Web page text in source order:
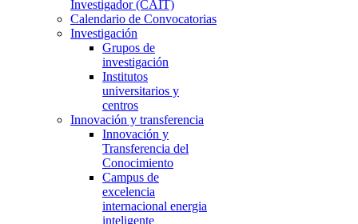
Investigador (CAIT)
Calendario de Convocatorias
Investigación
Grupos de
investigación
Institutos
universitarios y
centros
Innovación y transferencia
Innovación y
Transferencia del
Conocimiento
Campus de
excelencia
internacional energia
inteligente